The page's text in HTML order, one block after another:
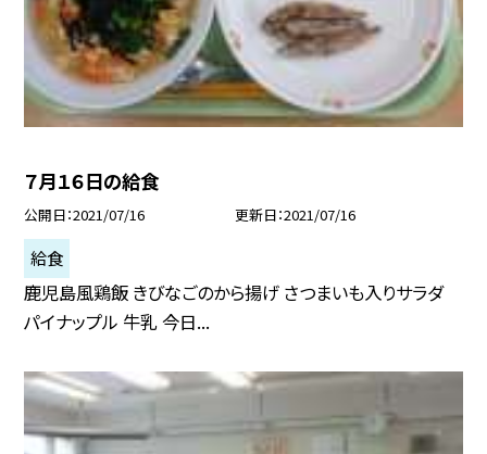
７月１６日の給食
公開日 2021/07/16 更新日 2021/07/16
給食
鹿児島風鶏飯 きびなごのから揚げ さつまいも入りサラダ
パイナップル 牛乳 今日...